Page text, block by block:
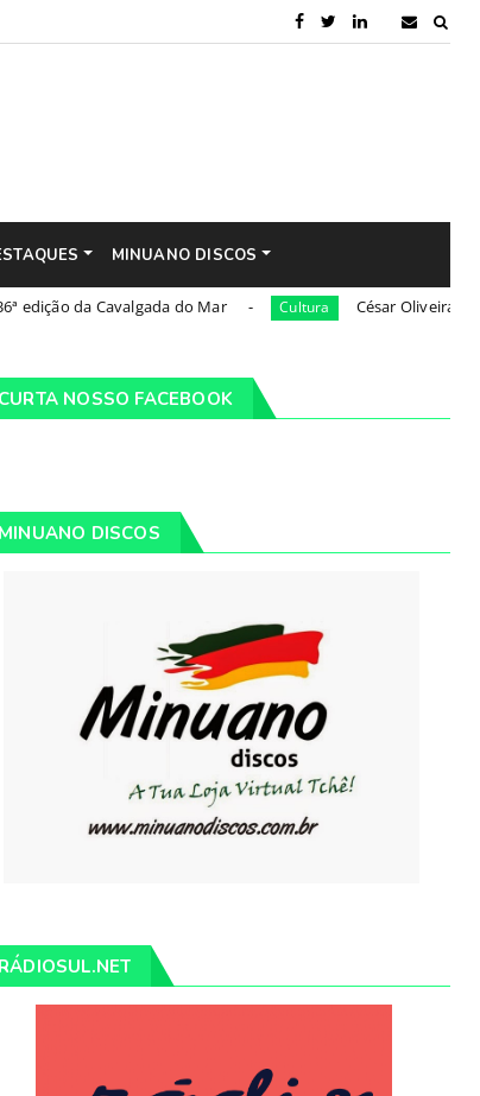
MINUANO DISCOS
Cavalgada do Mar Cultura César Oliveira será
CURTA NOSSO FACEBOOK
MINUANO DISCOS
RÁDIOSUL.NET